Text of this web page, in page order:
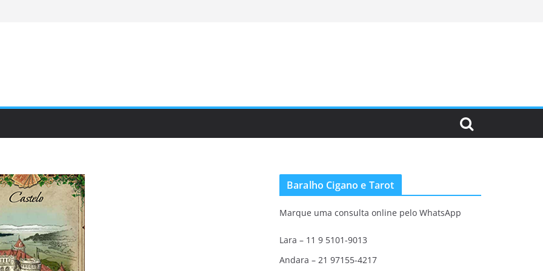
Baralho Cigano e Tarot
Marque uma consulta online pelo WhatsApp
Lara – 11 9 5101-9013
Andara – 21 97155-4217